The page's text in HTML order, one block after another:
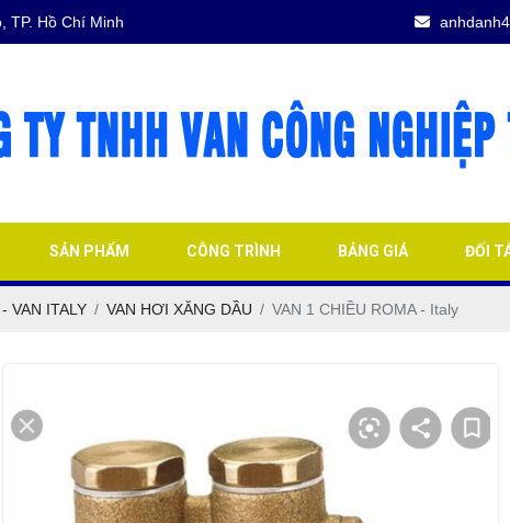
TP. Hồ Chí Minh
SẢN PHẨM CÔNG TRÌNH BẢNG GIÁ ĐỐI
VAN ITALY VAN HƠI XĂNG DẦU VAN 1 CHIỀU ROMA - Italy